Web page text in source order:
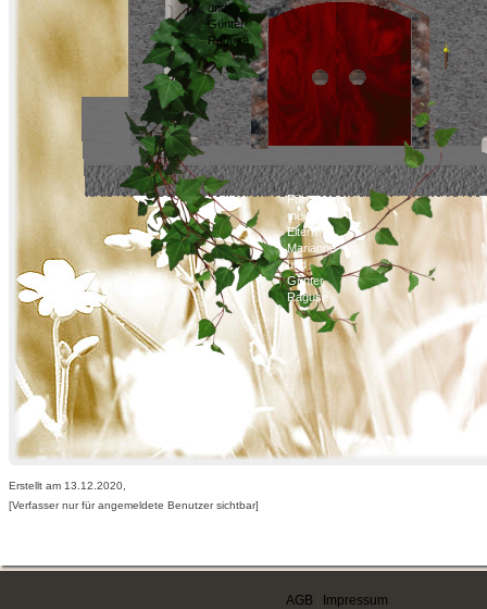
Für
meine
Eltern
Marianne
und
Günter
Raguse
und
Günter
Raguse
Erstellt am 13.12.2020,
[Verfasser nur für angemeldete Benutzer sichtbar]
AGB Impressum